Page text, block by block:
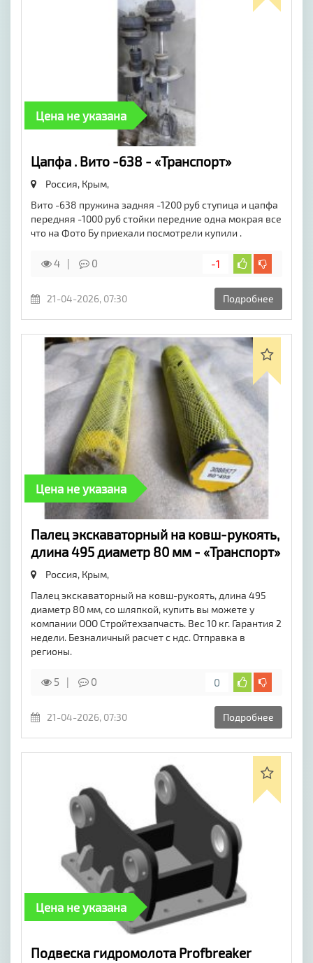
Цена не указана
Цапфа . Вито -638 - «Транспорт»
Россия, Крым,
Вито -638 пружина задняя -1200 руб ступица и цапфа
передняя -1000 руб стойки передние одна мокрая все
что на Фото Бу приехали посмотрели купили .
4 0 -1
21-04-2026, 07:30 Подробнее
Цена не указана
Палец экскаваторный на ковш-рукоять,
длина 495 диаметр 80 мм - «Транспорт»
Россия, Крым,
Палец экскаваторный на ковш-рукоять, длина 495
диаметр 80 мм, со шляпкой, купить вы можете у
компании ООО Стройтехзапчасть. Вес 10 кг. Гарантия 2
недели. Безналичный расчет с ндс. Отправка в
регионы.
5 0 0
21-04-2026, 07:30 Подробнее
Цена не указана
Подвеска гидромолота Profbreaker